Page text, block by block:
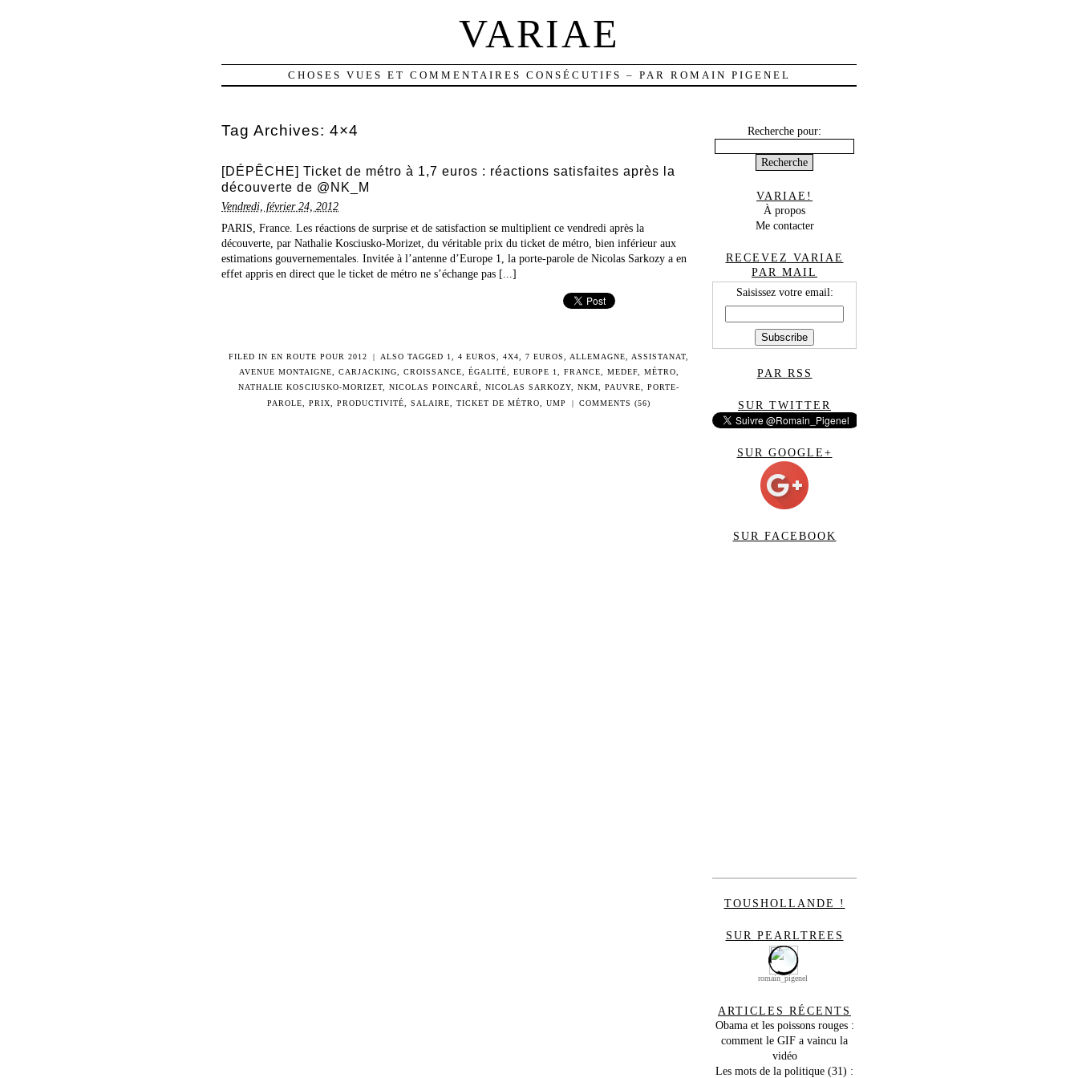
VARIAE
CHOSES VUES ET COMMENTAIRES CONSÉCUTIFS – PAR ROMAIN PIGENEL
Tag Archives: 4×4
[DÉPÊCHE] Ticket de métro à 1,7 euros : réactions satisfaites après la
découverte de @NK_M
Vendredi, février 24, 2012
PARIS, France. Les réactions de surprise et de satisfaction se multiplient ce vendredi après la
découverte, par Nathalie Kosciusko-Morizet, du véritable prix du ticket de métro, bien inférieur aux
estimations gouvernementales. Invitée à l’antenne d’Europe 1, la porte-parole de Nicolas Sarkozy a en
effet appris en direct que le ticket de métro ne s’échange pas [...]
FILED INEN ROUTE POUR 2012 | ALSO TAGGED 1 4 EUROS 4X4 7 EUROS ALLEMAGNE ASSISTANAT,
AVENUE MONTAIGNE
CARJACKING CROISSANCE ÉGALITÉ EUROPE 1 FRANCE MEDEF, MÉTRO
NATHALIE KOSCIUSKO-MORIZET
NICOLAS POINCARÉ NICOLAS SARKOZY NKM PAUVRE
PORTE-
PAROLE
,PRIX ,PRODUCTIVITÉ ,SALAIRE ,TICKET DE MÉTRO ,UMP | COMMENTS (56)
Recherche pour:
VARIAE!
À propos
Me contacter
RECEVEZ VARIAE
PAR MAIL
Saisissez votre email:
PAR RSS
SUR TWITTER
SUR GOOGLE+
SUR FACEBOOK
TOUSHOLLANDE !
SUR PEARLTREES
romain_pigenel
ARTICLES RÉCENTS
Obama et les poissons rouges :
comment le GIF a vaincu la
vidéo
Les mots de la politique (31) :